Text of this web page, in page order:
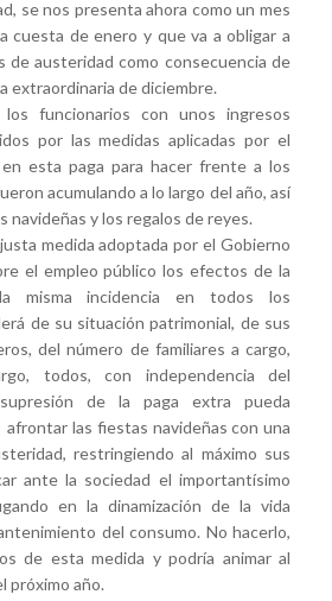
se nos presenta ahora como un mes
cuesta de enero y que va a obligar a
de austeridad como consecuencia de
extraordinaria de diciembre.
funcionarios con unos ingresos
por las medidas aplicadas por el
esta paga para hacer frente a los
acumulando a lo largo del año, así
navideñas y los regalos de reyes.
medida adoptada por el Gobierno
el empleo público los efectos de la
misma incidencia en todos los
de su situación patrimonial, de sus
del número de familiares a cargo,
todos, con independencia del
de la paga extra pueda
las fiestas navideñas con una
restringiendo al máximo sus
ante la sociedad el importantísimo
en la dinamización de la vida
del consumo. No hacerlo,
de esta medida y podría animar al
próximo año.